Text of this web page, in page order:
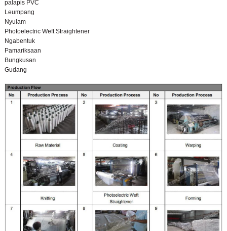
palapis PVC
Leumpang
Nyulam
Photoelectric Weft Straightener
Ngabentuk
Pamariksaan
Bungkusan
Gudang